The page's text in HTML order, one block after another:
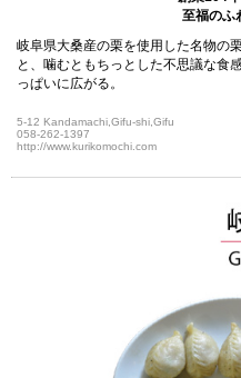
至福のふ
岐阜県大桑産の栗を使用した名物の
と、噛むともちっとした不思議な食
っぱいに広がる。
5-12 Kandamachi,Gifu-shi,Gifu
058-262-1397
http://www.kurikomochi.com